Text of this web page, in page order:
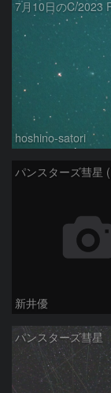
hoshino-satori
新井優